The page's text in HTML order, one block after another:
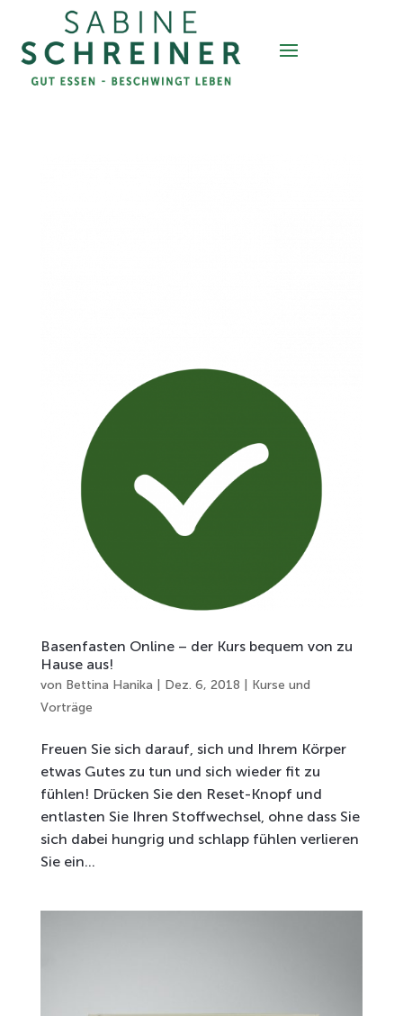
Basenfasten Online – der Kurs bequem von zu
Hause aus!
von Bettina Hanika Dez. 6, 2018
Kurse und
Vorträge
Freuen Sie sich darauf, sich und Ihrem Körper
etwas Gutes zu tun und sich wieder fit zu
fühlen! Drücken Sie den Reset-Knopf und
entlasten Sie Ihren Stoffwechsel, ohne dass Sie
sich dabei hungrig und schlapp fühlen verlieren
Sie ein...